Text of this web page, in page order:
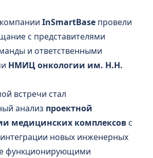
InSmartBase провели
с представителями
и ответственными
НМИЦ онкологии им. Н.Н.
встречи стал
анализ проектной
медицинских комплексов с
новых инженерных
функционирующими